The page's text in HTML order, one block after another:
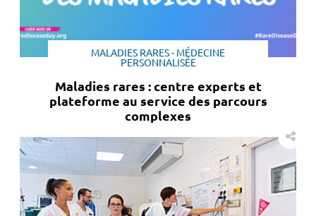
MALADIES RARES - MÉDECINE
PERSONNALISÉE
Maladies rares : centre experts et
plateforme au service des parcours
complexes